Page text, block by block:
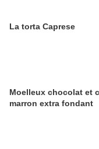
La torta Caprese
Moelleux chocolat et
marron extra fondant